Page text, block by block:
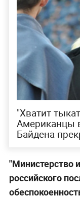
"Хватит
Американцы
Байдена
"Министерство
российского